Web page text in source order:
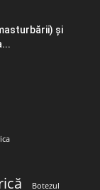
şi
Botezul